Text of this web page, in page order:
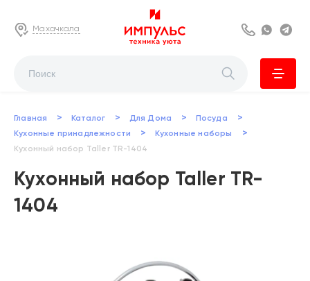
Махачкала 8 800 222 63
Главная > Каталог > Для Дома > Посуда >
Кухонные принадлежности > Кухонные наборы >
Кухонный набор Taller TR-1404
Кухонный набор Taller TR-
1404